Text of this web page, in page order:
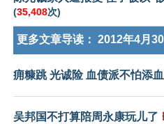
(35,408次)
更多文章导读： 2012年4月30
痈糠跳 光诚险 血债派不怕添
吴邦国不打算陪周永康玩儿了